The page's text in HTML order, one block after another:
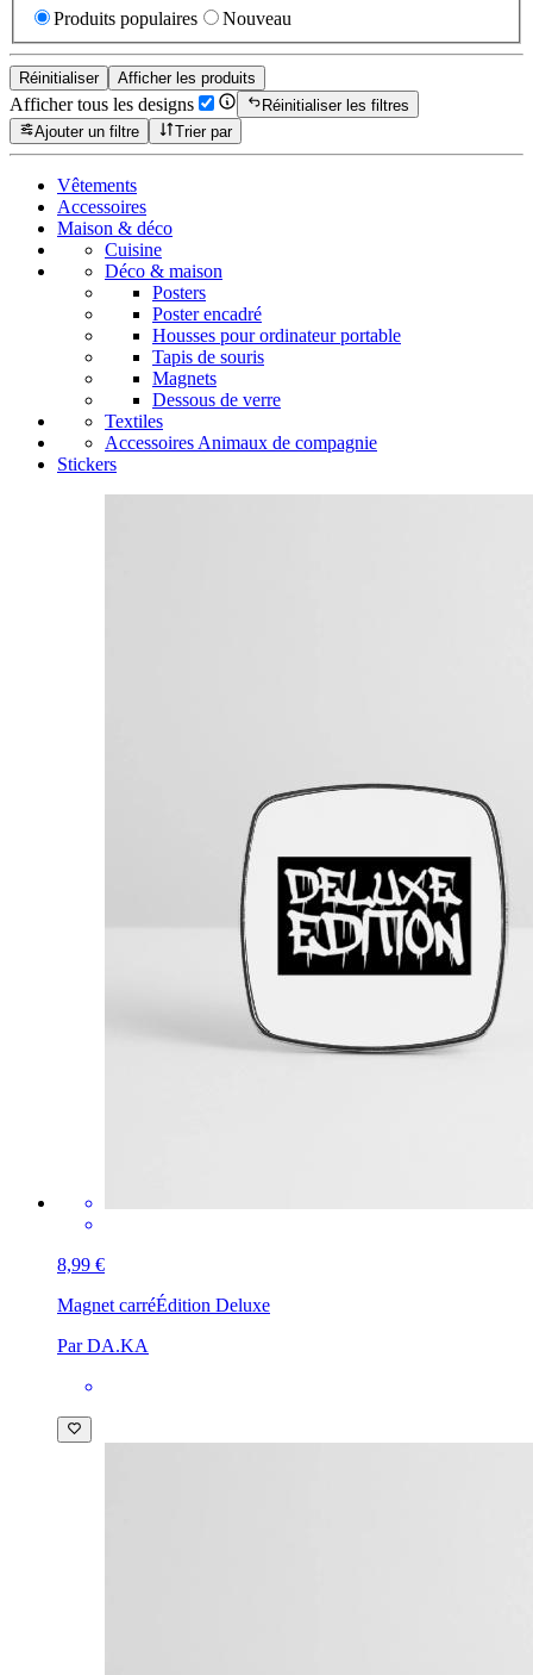
Produits populaires
Nouveau
Réinitialiser Afficher les produits
Afficher tous les designs
Réinitialiser les filtres
Ajouter un filtre
Trier par
Vêtements
Accessoires
Maison & déco
Cuisine
Déco & maison
Posters
Poster encadré
Housses pour ordinateur portable
Tapis de souris
Magnets
Dessous de verre
Textiles
Accessoires Animaux de compagnie
Stickers
8,99 €
Magnet carréÉdition Deluxe
Par DA.KA